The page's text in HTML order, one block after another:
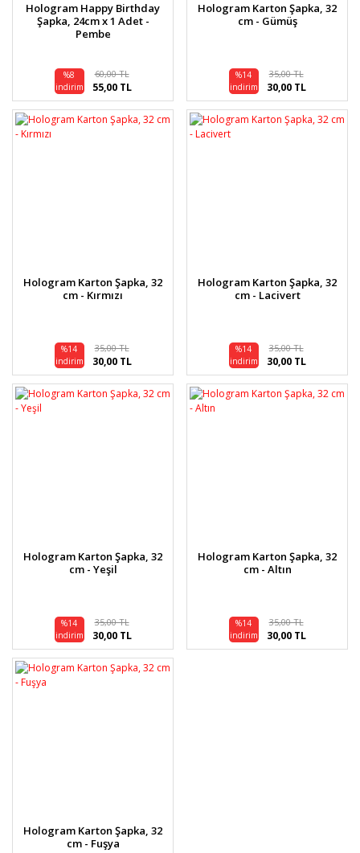
Hologram Happy Birthday
Şapka, 24cm x 1 Adet -
Pembe
%8
indirim
60,00 TL
55,00 TL
Hologram Karton Şapka, 32
cm - Gümüş
%14
indirim
35,00 TL
30,00 TL
Hologram Karton Şapka, 32
cm - Kırmızı
%14
indirim
35,00 TL
30,00 TL
Hologram Karton Şapka, 32
cm - Lacivert
%14
indirim
35,00 TL
30,00 TL
Hologram Karton Şapka, 32
cm - Yeşil
%14
indirim
35,00 TL
30,00 TL
Hologram Karton Şapka, 32
cm - Altın
%14
indirim
35,00 TL
30,00 TL
Hologram Karton Şapka, 32
cm - Fuşya